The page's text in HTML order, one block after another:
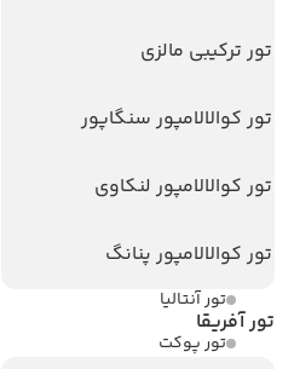
تور ترکیبی مالزی
تور کوالالامپور سنگاپور
تور کوالالامپور لنکاوی
تور کوالالامپور پنانگ
تور آفریقا
هتل های تایلند
هتل های اندونزی
تور استانبول
تور آنتالیا
تور پوکت